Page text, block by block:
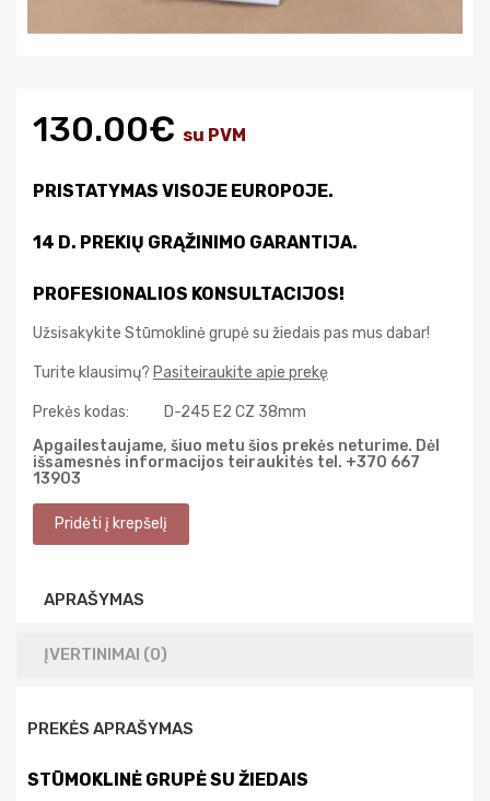
130.00€ su PVM
PRISTATYMAS VISOJE EUROPOJE.
14 D. PREKIŲ GRĄŽINIMO GARANTIJA.
PROFESIONALIOS KONSULTACIJOS!
Užsisakykite Stūmoklinė grupė su žiedais pas mus dabar!
Turite klausimų? Pasiteiraukite apie prekę
Prekės kodas:
D-245 E2 CZ 38mm
Apgailestaujame, šiuo metu šios prekės neturime. Dėl
išsamesnės informacijos teiraukitės tel. +370 667
13903
APRAŠYMAS
ĮVERTINIMAI (0)
PREKĖS APRAŠYMAS
STŪMOKLINĖ GRUPĖ SU ŽIEDAIS